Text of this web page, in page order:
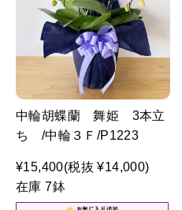
中輪胡蝶蘭 舞姫 3本立
ち /中輪３Ｆ/P1223
¥15,400(税抜 ¥14,000)
在庫 7鉢